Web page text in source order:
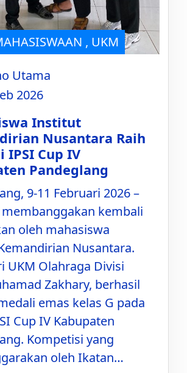
, UKM
Utama
2026
Institut
Nusantara Raih
IPSI Cup IV
Pandeglang
9-11 Februari 2026 –
membanggakan kembali
oleh mahasiswa
Nusantara.
UKM Olahraga Divisi
Zakhary, berhasil
emas kelas G pada
Cup IV Kabupaten
Kompetisi yang
oleh Ikatan…